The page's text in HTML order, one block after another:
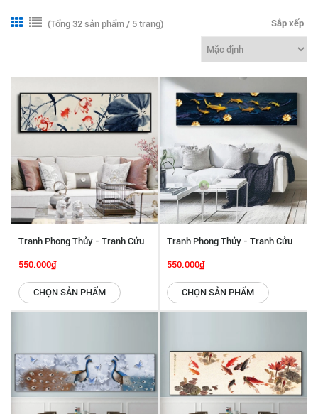
(Tổng 32 sản phẩm / 5 trang) Sắp xếp
Tranh Phong Thủy - Tranh Cửu
Ngư SGP 442259
550.000₫
CHỌN SẢN PHẨM
Tranh Phong Thủy - Tranh Cửu
Ngư SGP 442258
550.000₫
CHỌN SẢN PHẨM